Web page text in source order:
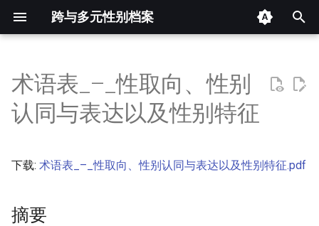
跨与多元性别档案
开
摘要
术语表_–_性取向、性别
认同与表达以及性别特征
下载: 术语表_–_性取向、性别认同与表达以及性别特征.pdf
摘要